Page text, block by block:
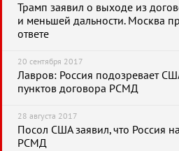
Трамп заявил о выходе из
и меньшей дальности. Москва
ответе
20 сентября 2017
Лавров: Россия подозревает
пунктов договора РСМД
28 августа 2017
Посол США заявил, что Россия
РСМД